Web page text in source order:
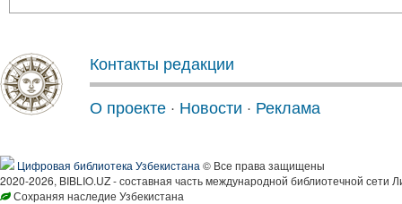
Контакты редакции
О проекте · Новости · Реклама
Цифровая библиотека Узбекистана © Все права защищены
2020-2026, BIBLIO.UZ - составная часть международной библиотечной сети
Сохраняя наследие Узбекистана